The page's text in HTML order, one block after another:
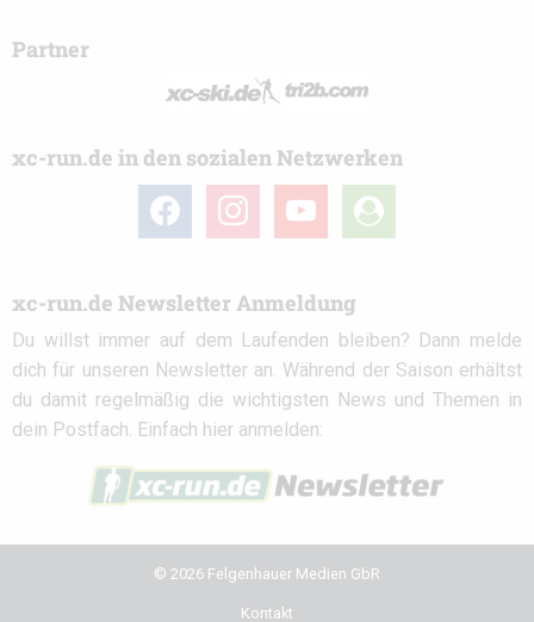
Partner
xc-run.de in den sozialen Netzwerken
facebook instagramyoutube
user-
circle
xc-run.de Newsletter Anmeldung
Du willst immer auf dem Laufenden bleiben? Dann melde
dich für unseren Newsletter an. Während der Saison erhältst
du damit regelmäßig die wichtigsten News und Themen in
dein Postfach. Einfach hier anmelden:
© 2026 Felgenhauer Medien GbR
Kontakt